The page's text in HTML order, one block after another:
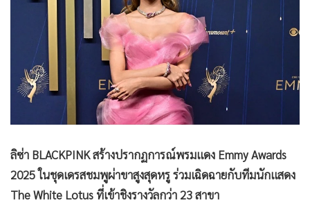
ผู้จัดกวน
Good health & Well-being
Green Innovation & SD
Management & HR
MGR Live
Infographic
• ท่องเที่ยว
ลิซ่า BLACKPINK สร้างปรากฏการณ์พรมแดง Emmy Awards
2025 ในชุดเดรสชมพูผ่าขาสูงสุดหรู ร่วมเฉิดฉายกับทีมนักแสดง
The White Lotus ที่เข้าชิงรางวัลกว่า 23 สาขา